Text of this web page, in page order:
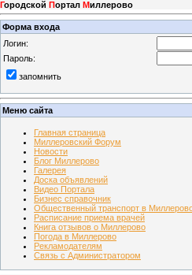
Городской Портал Миллерово
Форма входа
Логин:
Пароль:
запомнить
Меню сайта
Главная страница
Миллеровский Форум
Новости
Блог Миллерово
Галерея
Доска объявлений
Видео Портала
Бизнес справочник
Общественный транспорт в
Расписание приема врачей
Книга отзывов о Миллерово
Погода в Миллерово
Рекламодателям
Связь с Администратором